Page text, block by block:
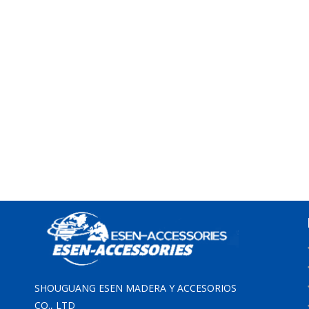
SHOUGUANG ESEN MADERA Y ACCESORIOS
CO., LTD